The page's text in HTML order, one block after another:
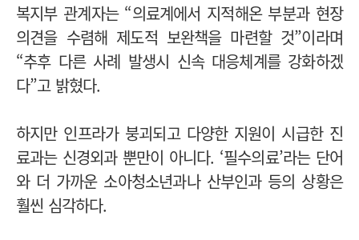
복지부 관계자는 “의료계에서 지적해온 부분과 현장
의견을 수렴해 제도적 보완책을 마련할 것”이라며
“추후 다른 사례 발생시 신속 대응체계를 강화하겠
다”고 밝혔다.
하지만 인프라가 붕괴되고 다양한 지원이 시급한 진
료과는 신경외과 뿐만이 아니다. ‘필수의료’라는 단어
와 더 가까운 소아청소년과나 산부인과 등의 상황은
훨씬 심각하다.